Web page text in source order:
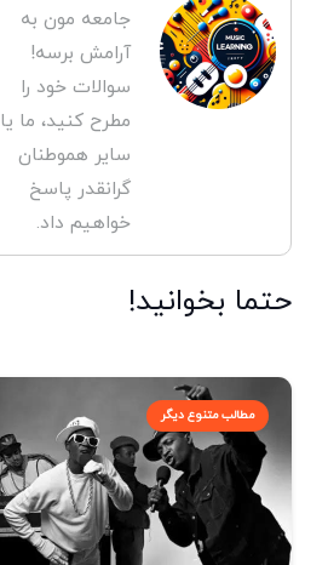
جامعه مون به
آرامش برسه!
سوالات خود را
مطرح کنید، ما یا
سایر هموطنان
گرانقدر پاسخ
خواهیم داد.
حتما بخوانید!
مطالب متنوع دیگر